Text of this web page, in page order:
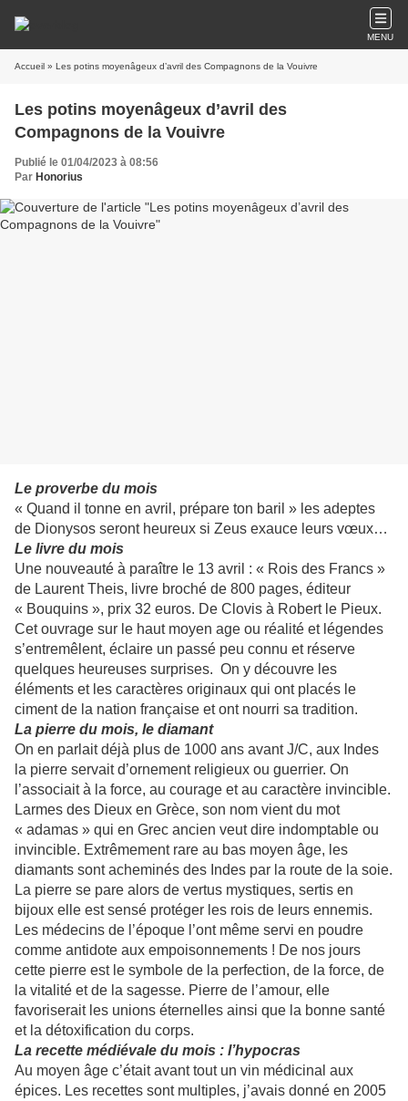
MENU
Accueil » Les potins moyenâgeux d’avril des Compagnons de la Vouivre
Les potins moyenâgeux d’avril des
Compagnons de la Vouivre
Publié le 01/04/2023 à 08:56
Par Honorius
Le proverbe du mois
« Quand il tonne en avril, prépare ton baril » les adeptes
de Dionysos seront heureux si Zeus exauce leurs vœux…
Le livre du mois
Une nouveauté à paraître le 13 avril : « Rois des Francs »
de Laurent Theis, livre broché de 800 pages, éditeur
« Bouquins », prix 32 euros. De Clovis à Robert le Pieux.
Cet ouvrage sur le haut moyen age ou réalité et légendes
s’entremêlent, éclaire un passé peu connu et réserve
quelques heureuses surprises. On y découvre les
éléments et les caractères originaux qui ont placés le
ciment de la nation française et ont nourri sa tradition.
La pierre du mois, le diamant
On en parlait déjà plus de 1000 ans avant J/C, aux Indes
la pierre servait d’ornement religieux ou guerrier. On
l’associait à la force, au courage et au caractère invincible.
Larmes des Dieux en Grèce, son nom vient du mot
« adamas » qui en Grec ancien veut dire indomptable ou
invincible. Extrêmement rare au bas moyen âge, les
diamants sont acheminés des Indes par la route de la soie.
La pierre se pare alors de vertus mystiques, sertis en
bijoux elle est sensé protéger les rois de leurs ennemis.
Les médecins de l’époque l’ont même servi en poudre
comme antidote aux empoisonnements ! De nos jours
cette pierre est le symbole de la perfection, de la force, de
la vitalité et de la sagesse. Pierre de l’amour, elle
favoriserait les unions éternelles ainsi que la bonne santé
et la détoxification du corps.
La recette médiévale du mois : l’hypocras
Au moyen âge c’était avant tout un vin médicinal aux
épices. Les recettes sont multiples, j’avais donné en 2005